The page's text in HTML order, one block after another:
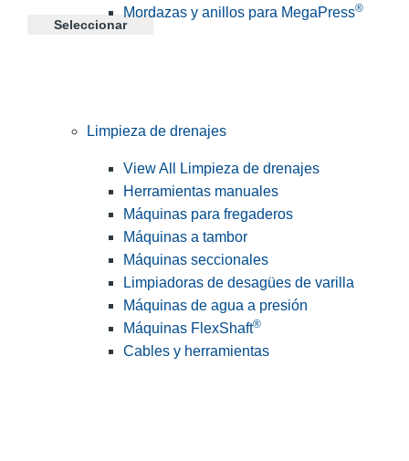
Seleccionar
Mordazas y anillos para MegaPress®
Limpieza de drenajes
View All Limpieza de drenajes
Herramientas manuales
Máquinas para fregaderos
Máquinas a tambor
Máquinas seccionales
Limpiadoras de desagües de varilla
Máquinas de agua a presión
Máquinas FlexShaft®
Cables y herramientas